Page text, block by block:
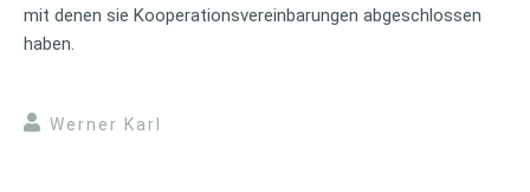
mit denen sie Kooperationsvereinbarungen abgeschlossen
haben.
Werner Karl